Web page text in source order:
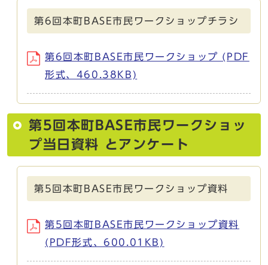
第6回本町BASE市民ワークショップチラシ
第6回本町BASE市民ワークショップ (PDF
形式、460.38KB)
第5回本町BASE市民ワークショッ
プ当日資料 とアンケート
第5回本町BASE市民ワークショップ資料
第5回本町BASE市民ワークショップ資料
(PDF形式、600.01KB)